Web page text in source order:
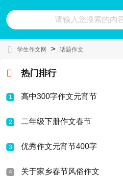
学生作文网 > 话题作文
热门排行
1 高中300字作文元宵节
2 二年级下册作文春节
3 优秀作文元宵节400字
4 关于家乡春节风俗作文